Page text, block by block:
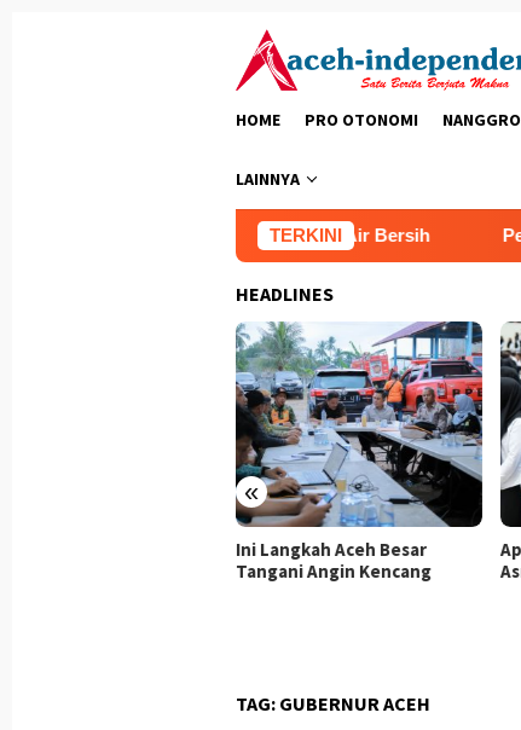
HOME PRO OTONOMI
LAINNYA
TERKINI
Rampungkan Fasilitas Air Bersih
HEADLINES
«
Ini Langkah Aceh Besar
Tangani Angin Kencang
TAG: GUBERNUR ACEH